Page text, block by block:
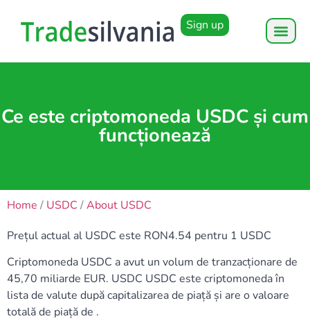
Sign up
Ce este criptomoneda USDC și cum
funcționează
Home / USDC /About USDC
Prețul actual al USDC este RON4.54 pentru 1 USDC
Criptomoneda USDC a avut un volum de tranzacționare de
45,70 miliarde EUR. USDC USDC este criptomoneda în
lista de valute după capitalizarea de piață și are o valoare
totală de piață de .